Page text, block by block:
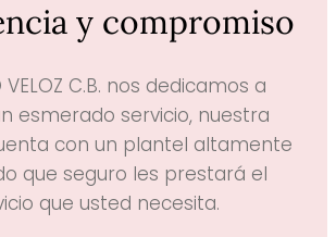
y compromiso
VELOZ C.B. nos dedicamos a
esmerado servicio, nuestra
con un plantel altamente
que seguro les prestará el
que usted necesita.